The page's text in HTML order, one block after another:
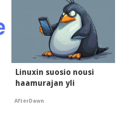
Linuxin suosio nousi
haamurajan yli
AfterDawn